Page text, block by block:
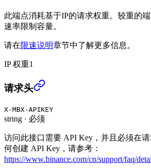
此端点消耗基于IP的请求权重。较重的
速率限制容量。
请在限速说明章节中了解更多信息。
IP 权重1
撤销全部UM订单 (TRADE)
请求头
X-MBX-APIKEY
string · 必须
访问此接口需要 API Key，并且必须在
何创建 API Key，请参考：
https://www.binance.com/cn/support/faq/